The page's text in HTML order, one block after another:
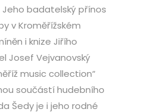
badatelský přínos
v Kroměřížském
i knize Jiřího
Josef Vejvanovský
music collection“
součástí hudebního
Šedy je i jeho rodné